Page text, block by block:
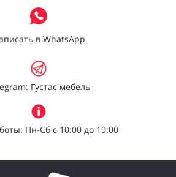
в WhatsApp
Густас мебель
Пн-Сб с 10:00 до 19:00